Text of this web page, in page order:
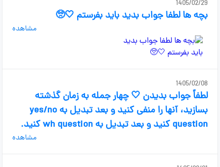
1405/02/29
بچه ها لطفا جواب بدید باید بفرستم 🤍🥺
مشاهده
1405/02/08
لطفاً جواب بدیدن 🤍 چهار جمله به زمان گذشته
بسازید، آنها را منفی کنید و بعد تبدیل به yes/no
question کنید و بعد تبدیل به wh question کنید.
مشاهده